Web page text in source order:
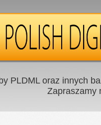
PLDML oraz innych
Zapraszamy